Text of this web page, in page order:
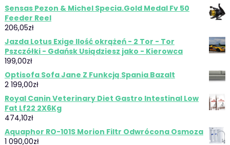
Sensas Pezon & Michel Specia.Gold Medal Fv 50
Feeder Reel
206,05zł
Jazda Lotus Exige Ilość okrążeń - 2 Tor - Tor
Pszczółki - Gdańsk Usiądziesz jako - Kierowca
199,00zł
Optisofa Sofa Jane Z Funkcją Spania Bazalt
2 199,00zł
Royal Canin Veterinary Diet Gastro Intestinal Low
Fat Lf22 2X6Kg
474,10zł
Aquaphor RO-101S Morion Filtr Odwrócona Osmoza
1 090,00zł